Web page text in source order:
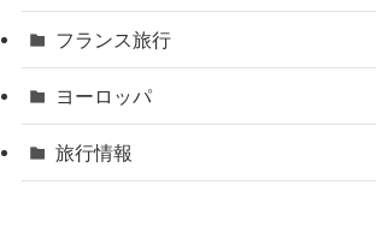
フランス旅行
ヨーロッパ
旅行情報